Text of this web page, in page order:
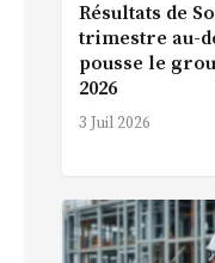
Résultats de
trimestre au-
pousse le
2026
3 Juil 2026